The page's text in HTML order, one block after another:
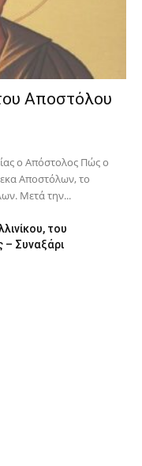
Αποστόλου
ο Απόστολος Πώς ο
Αποστόλων, το
Μετά την...
του
– Συναξάρι